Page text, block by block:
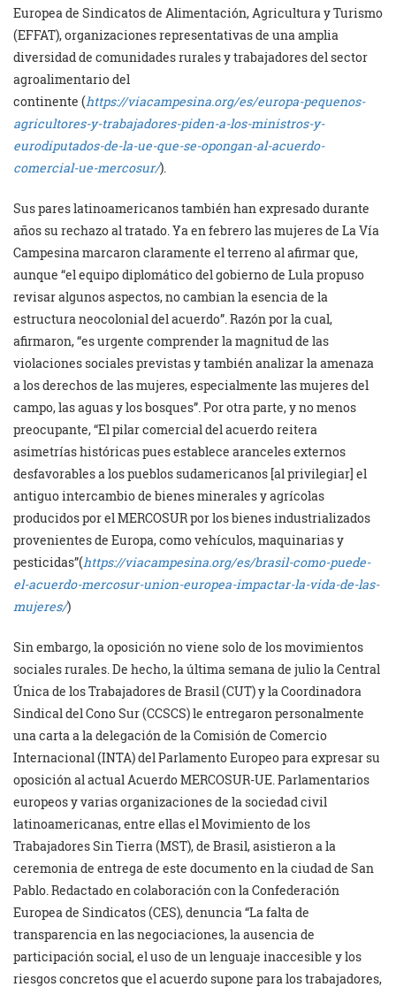
Europea de Sindicatos de Alimentación, Agricultura y Turismo
(EFFAT), organizaciones representativas de una amplia
diversidad de comunidades rurales y trabajadores del sector
agroalimentario del
continente (https://viacampesina.org/es/europa-pequenos-
agricultores-y-trabajadores-piden-a-los-ministros-y-
eurodiputados-de-la-ue-que-se-opongan-al-acuerdo-
comercial-ue-mercosur/).
Sus pares latinoamericanos también han expresado durante
años su rechazo al tratado. Ya en febrero las mujeres de La Vía
Campesina marcaron claramente el terreno al afirmar que,
aunque “el equipo diplomático del gobierno de Lula propuso
revisar algunos aspectos, no cambian la esencia de la
estructura neocolonial del acuerdo”. Razón por la cual,
afirmaron, “es urgente comprender la magnitud de las
violaciones sociales previstas y también analizar la amenaza
a los derechos de las mujeres, especialmente las mujeres del
campo, las aguas y los bosques”. Por otra parte, y no menos
preocupante, “El pilar comercial del acuerdo reitera
asimetrías históricas pues establece aranceles externos
desfavorables a los pueblos sudamericanos [al privilegiar] el
antiguo intercambio de bienes minerales y agrícolas
producidos por el MERCOSUR por los bienes industrializados
provenientes de Europa, como vehículos, maquinarias y
pesticidas”(https://viacampesina.org/es/brasil-como-puede-
el-acuerdo-mercosur-union-europea-impactar-la-vida-de-las-
mujeres/)
Sin embargo, la oposición no viene solo de los movimientos
sociales rurales. De hecho, la última semana de julio la Central
Única de los Trabajadores de Brasil (CUT) y la Coordinadora
Sindical del Cono Sur (CCSCS) le entregaron personalmente
una carta a la delegación de la Comisión de Comercio
Internacional (INTA) del Parlamento Europeo para expresar su
oposición al actual Acuerdo MERCOSUR-UE. Parlamentarios
europeos y varias organizaciones de la sociedad civil
latinoamericanas, entre ellas el Movimiento de los
Trabajadores Sin Tierra (MST), de Brasil, asistieron a la
ceremonia de entrega de este documento en la ciudad de San
Pablo. Redactado en colaboración con la Confederación
Europea de Sindicatos (CES), denuncia “La falta de
transparencia en las negociaciones, la ausencia de
participación social, el uso de un lenguaje inaccesible y los
riesgos concretos que el acuerdo supone para los trabajadores,